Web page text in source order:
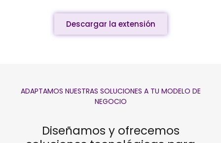
Descargar la extensión
ADAPTAMOS NUESTRAS SOLUCIONES A TU MODELO DE
NEGOCIO
Diseñamos y ofrecemos